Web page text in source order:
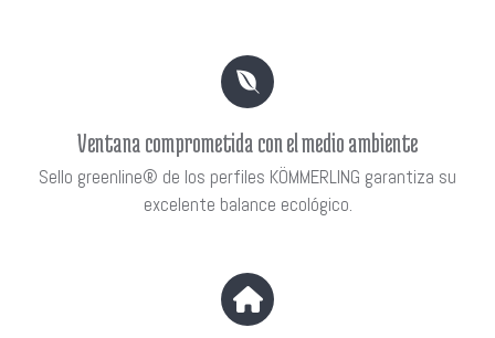
Ventana comprometida con el medio ambiente
Sello greenline® de los perfiles KÖMMERLING garantiza su
excelente balance ecológico.